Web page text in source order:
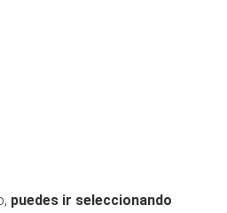
puedes ir seleccionando